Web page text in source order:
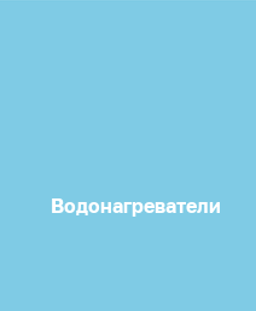
Водонагреватели